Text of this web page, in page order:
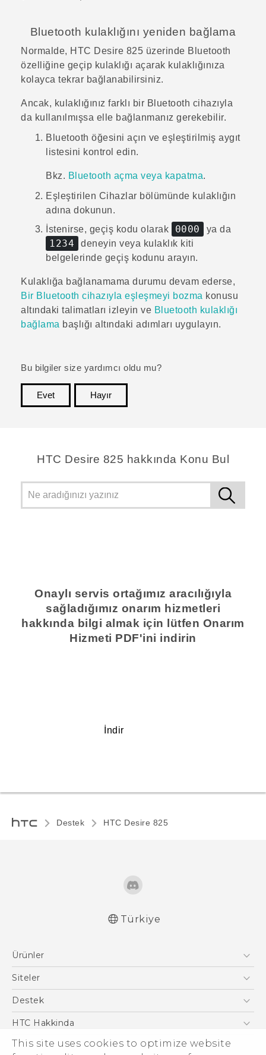
This site uses cookies to optimize website
Bluetooth kulaklığını yeniden bağlama
Normalde, HTC Desire 825 üzerinde Bluetooth
özelliğine geçip kulaklığı açarak kulaklığınıza
kolayca tekrar bağlanabilirsiniz.
Ancak, kulaklığınız farklı bir Bluetooth cihazıyla
da kullanılmışsa elle bağlanmanız gerekebilir.
Bluetooth öğesini açın ve eşleştirilmiş aygıt
listesini kontrol edin.
Bkz. Bluetooth açma veya kapatma.
Eşleştirilen Cihazlar bölümünde kulaklığın
adına dokunun.
İstenirse, geçiş kodu olarak
0000 ya da
1234
deneyin veya kulaklık kiti
belgelerinde geçiş kodunu arayın.
Kulaklığa bağlanamama durumu devam ederse,
Bir Bluetooth cihazıyla eşleşmeyi bozma konusu
altındaki talimatları izleyin ve Bluetooth kulaklığı
bağlama başlığı altındaki adımları uygulayın.
Bu bilgiler size yardımcı oldu mu?
Evet
Hayır
HTC Desire 825 hakkında Konu Bul
Onaylı servis ortağımız aracılığıyla
sağladığımız onarım hizmetleri
hakkında bilgi almak için lütfen Onarım
Hizmeti PDF'ini indirin
İndir
Destek HTC Desire 825‎
English - User manual
Türkiye
Ürünler
Akıllı Telefonlar
VIVE
Siteler
HTC Dev
Destek
Destek Merkezi
HTC Hakkinda
ESG